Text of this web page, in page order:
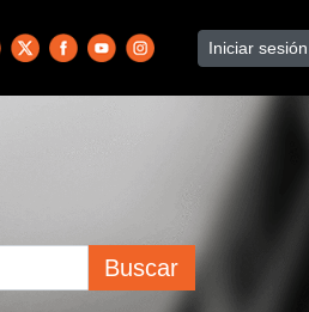
Iniciar sesión
Buscar